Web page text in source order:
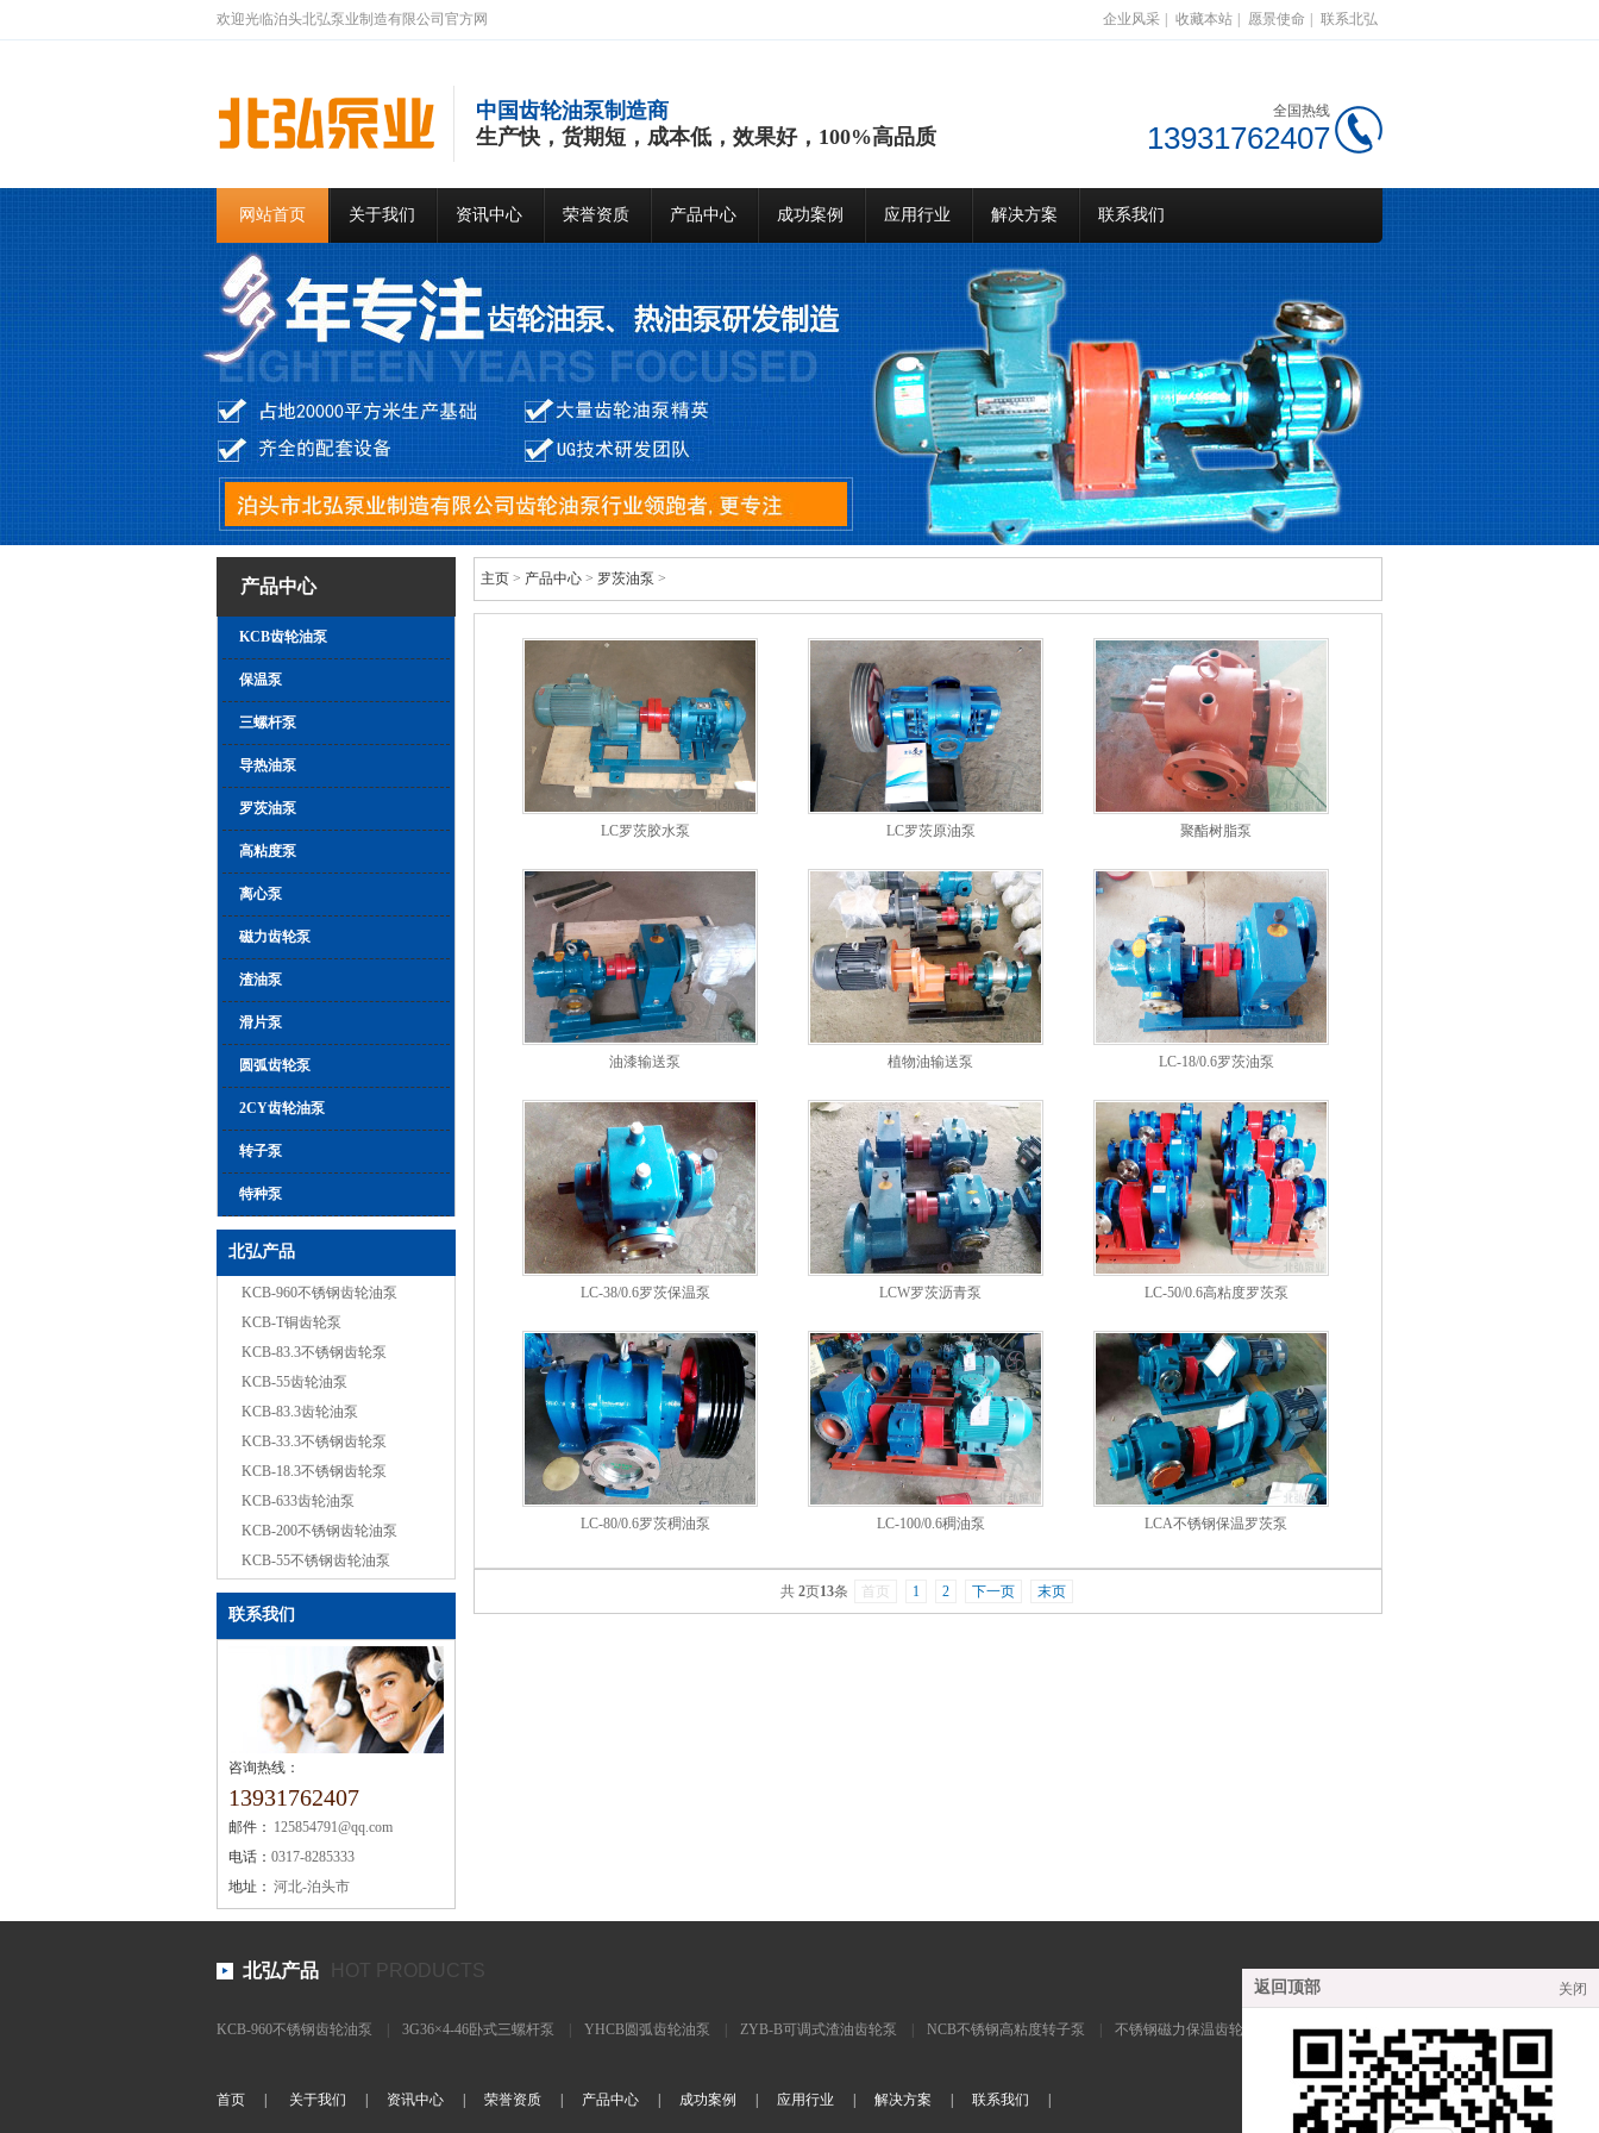
欢迎光临泊头北弘泵业制造有限公司官方网 企业风采 收藏本站 愿景使命 联系北弘
中国齿轮油泵制造商
生产快，货期短，成本低，效果好，100%高品质
全国热线
13931762407
网站首页 关于我们 资讯中心 荣誉资质 产品中心 成功案例 应用行业 解决方案 联系我们
产品中心
KCB齿轮油泵
保温泵
三螺杆泵
导热油泵
罗茨油泵
高粘度泵
离心泵
磁力齿轮泵
渣油泵
滑片泵
圆弧齿轮泵
2CY齿轮油泵
转子泵
特种泵
北弘产品
KCB-960不锈钢齿轮油泵
KCB-T铜齿轮泵
KCB-83.3不锈钢齿轮泵
KCB-55齿轮油泵
KCB-83.3齿轮油泵
KCB-33.3不锈钢齿轮泵
KCB-18.3不锈钢齿轮泵
KCB-633齿轮油泵
KCB-200不锈钢齿轮油泵
KCB-55不锈钢齿轮油泵
联系我们
咨询热线：
13931762407
邮件： 125854791@qq.com
电话： 0317-8285333
地址： 河北-泊头市
主页 > 产品中心 > 罗茨油泵 >
LC罗茨胶水泵 LC罗茨原油泵 聚酯树脂泵
油漆输送泵 植物油输送泵 LC-18/0.6罗茨油泵
LC-38/0.6罗茨保温泵 LCW罗茨沥青泵 LC-50/0.6高粘度罗茨泵
LC-80/0.6罗茨稠油泵 LC-100/0.6稠油泵 LCA不锈钢保温罗茨泵
共 2页13条 首页 1 2 下一页 末页
北弘产品 HOT PRODUCTS
KCB-960不锈钢齿轮油泵 3G36×4-46卧式三螺杆泵 YHCB圆弧齿轮油泵 ZYB-B可调式渣油齿轮泵 NCB不锈钢高粘度转子泵 不锈钢磁力保温齿轮泵 KCB-T铜齿轮
首页
关于我们 资讯中心 荣誉资质 产品中心 成功案例 应用行业 解决方案 联系我们
关闭
返回顶部